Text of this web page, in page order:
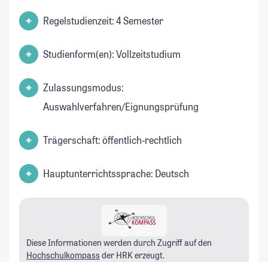
Regelstudienzeit: 4 Semester
Studienform(en): Vollzeitstudium
Zulassungsmodus:
Auswahlverfahren/Eignungsprüfung
Trägerschaft: öffentlich-rechtlich
Hauptunterrichtssprache: Deutsch
Diese Informationen werden durch Zugriff auf den
Hochschulkompass der HRK erzeugt.